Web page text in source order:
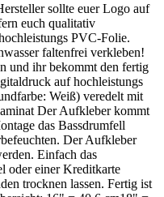
sollte euer Logo auf
euch qualitativ
PVC-Folie.
faltenfrei verkleben!
und ihr bekommt den fertig
auf hochleistungs
Weiß) veredelt mit
Der Aufkleber kommt
das Bassdrumfell
Der Aufkleber
Einfach das
oder einer Kreditkarte
trocknen lassen. Fertig ist